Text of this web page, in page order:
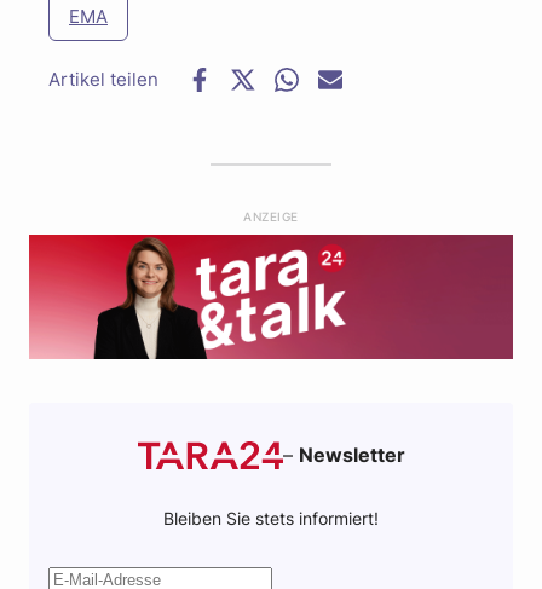
EMA
o
T
w
r
W
p
p
ANZEIGE
– Newsletter
Bleiben Sie stets informiert!